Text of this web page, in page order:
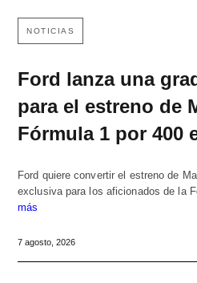
NOTICIAS
Ford lanza una
para el estreno de
Fórmula 1 por 400
Ford quiere convertir el estreno de
exclusiva para los aficionados de la
más
7 agosto, 2026